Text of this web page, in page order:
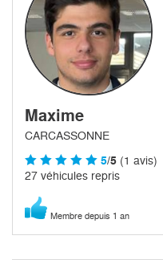
Maxime
CARCASSONNE
5/5 (1 avis)
27 véhicules repris
Membre depuis 1 an